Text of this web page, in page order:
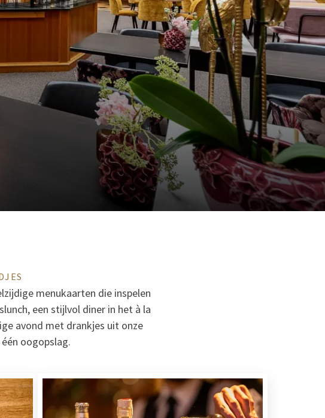
menukaarten die inspelen
een stijlvol diner in het à la
avond met drankjes uit onze
oogopslag.